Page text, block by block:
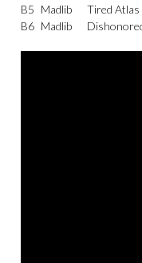
B5 Madlib
Tired
B6 Madlib